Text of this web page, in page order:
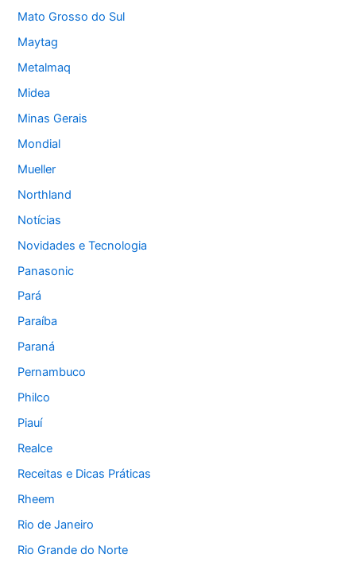
Mato Grosso do Sul
Maytag
Metalmaq
Midea
Minas Gerais
Mondial
Mueller
Northland
Notícias
Novidades e Tecnologia
Panasonic
Pará
Paraíba
Paraná
Pernambuco
Philco
Piauí
Realce
Receitas e Dicas Práticas
Rheem
Rio de Janeiro
Rio Grande do Norte